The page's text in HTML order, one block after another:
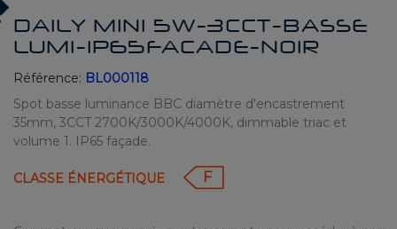
DAILY MINI 5W-3CCT-BASSE
LUMI-IP65FACADE-NOIR
Référence: BL000118
Spot basse luminance BBC diamètre d'encastrement
35mm, 3CCT 2700K/3000K/4000K, dimmable triac et
volume 1. IP65 façade.
CLASSE ÉNERGÉTIQUE F